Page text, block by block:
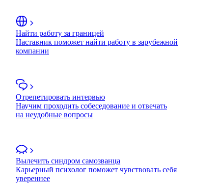
Найти работу за границей
Наставник поможет найти работу в зарубежной
компании
Отрепетировать интервью
Научим проходить собеседование и отвечать
на неудобные вопросы
Вылечить синдром самозванца
Карьерный психолог поможет чувствовать себя
увереннее